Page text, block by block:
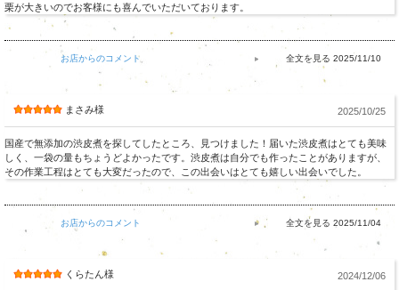
栗が大きいのでお客様にも喜んでいただいております。
お店からのコメント 2025/11/10
まさみ様 2025/10/25
国産で無添加の渋皮煮を探してしたところ、見つけました！届いた渋皮煮はとても美味
しく、一袋の量もちょうどよかったです。渋皮煮は自分でも作ったことがありますが、
その作業工程はとても大変だったので、この出会いはとても嬉しい出会いでした。
お店からのコメント 2025/11/04
くらたん様 2024/12/06